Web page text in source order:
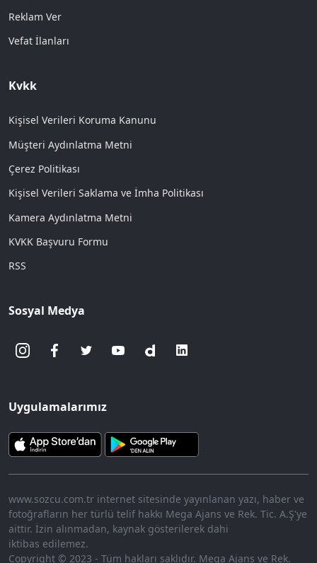
Reklam Ver
Vefat İlanları
Kvkk
Kişisel Verileri Koruma Kanunu
Müşteri Aydınlatma Metni
Çerez Politikası
Kişisel Verileri Saklama ve İmha Politikası
Kamera Aydınlatma Metni
KVKK Başvuru Formu
RSS
Sosyal Medya
Uygulamalarımız
www.sozcu.com.tr internet sitesinde yayınlanan yazı, haber ve
fotoğrafların her türlü telif hakkı Mega Ajans ve Rek. Tic. A.Ş'ye
aittir. İzin alınmadan, kaynak gösterilerek dahi
iktibas edilemez.
Copyright © 2023 - Tüm hakları saklıdır. Mega Ajans ve Rek.